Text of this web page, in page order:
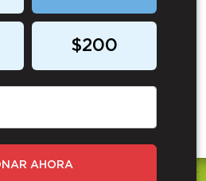
$200
AHORA